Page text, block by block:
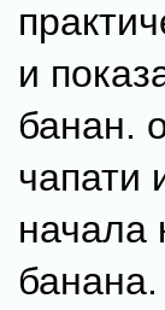
и
банан.
чапати
начала